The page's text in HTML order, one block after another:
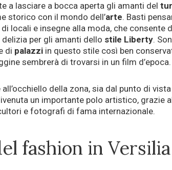
a lasciare a bocca aperta gli amanti del
storico con il mondo dell’arte. Basti
locali e insegne alla moda, che consente
per gli amanti dello stile Liberty.
di palazzi in questo stile così ben
sembrerà di trovarsi in un film d’epoca.
della zona, sia dal punto di vista
un importante polo artistico, grazie
e fotografi di fama internazionale.
fashion in Versilia